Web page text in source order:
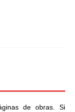
de obras. Si